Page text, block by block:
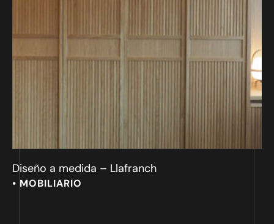
Diseño a medida – Llafranch
• MOBILIARIO